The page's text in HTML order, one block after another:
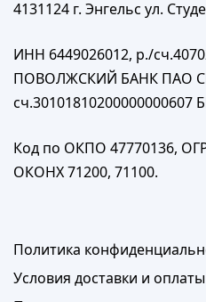
4131124 г. Энгельс ул.
ИНН 6449026012, р./
ПОВОЛЖСКИЙ БАНК ПАО
сч.30101810200000000607
Код по ОКПО 47770136,
ОКОНХ 71200, 71100.
Политика
Условия доставки и оплаты